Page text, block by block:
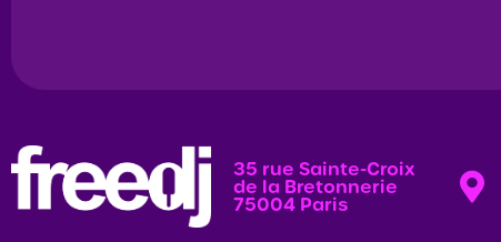
35 rue Sainte-Croix
de la Bretonnerie
75004 Paris